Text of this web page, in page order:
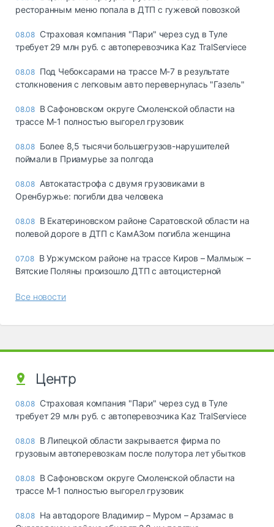
ресторанным меню попала в ДТП с гужевой повозкой
08.08 Страховая компания "Пари" через суд в Туле
требует 29 млн руб. с автоперевозчика Kaz TralServiece
08.08 Под Чебоксарами на трассе М-7 в результате
столкновения с легковым авто перевернулась "Газель"
08.08 В Сафоновском округе Смоленской области на
трассе М-1 полностью выгорел грузовик
08.08 Более 8,5 тысячи большегрузов-нарушителей
поймали в Приамурье за полгода
08.08 Автокатастрофа с двумя грузовиками в
Оренбуржье: погибли два человека
08.08 В Екатериновском районе Саратовской области на
полевой дороге в ДТП с КамАЗом погибла женщина
07.08 В Уржумском районе на трассе Киров – Малмыж –
Вятские Поляны произошло ДТП с автоцистерной
Все новости
Центр
08.08 Страховая компания "Пари" через суд в Туле
требует 29 млн руб. с автоперевозчика Kaz TralServiece
08.08 В Липецкой области закрывается фирма по
грузовым автоперевозкам после полутора лет убытков
08.08 В Сафоновском округе Смоленской области на
трассе М-1 полностью выгорел грузовик
08.08 На автодороге Владимир – Муром – Арзамас в